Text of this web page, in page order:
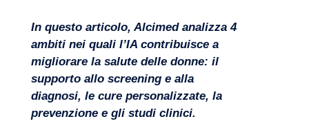
In questo articolo, Alcimed analizza 4
ambiti nei quali l’IA contribuisce a
migliorare la salute delle donne: il
supporto allo screening e alla
diagnosi, le cure personalizzate, la
prevenzione e gli studi clinici.